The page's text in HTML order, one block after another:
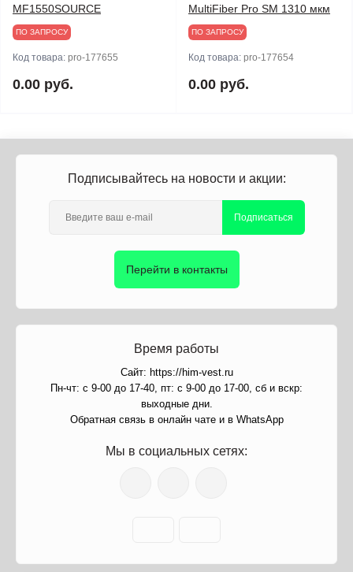
MF1550SOURCE
ПО ЗАПРОСУ
Код товара: pro-177655
0.00 руб.
MultiFiber Pro SM 1310 мкм
ПО ЗАПРОСУ
Код товара: pro-177654
0.00 руб.
Подписывайтесь на новости и акции:
Подписаться
Перейти в контакты
Время работы
Сайт: https://him-vest.ru
Пн-чт: с 9-00 до 17-40, пт: с 9-00 до 17-00, сб и вскр:
выходные дни.
Обратная связь в онлайн чате и в WhatsApp
Мы в социальных сетях: